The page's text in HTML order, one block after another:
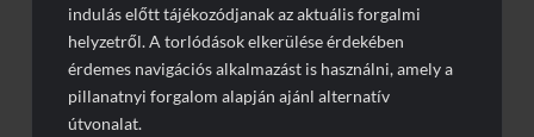
indulás előtt tájékozódjanak az aktuális forgalmi
helyzetről. A torlódások elkerülése érdekében
érdemes navigációs alkalmazást is használni, amely a
pillanatnyi forgalom alapján ajánl alternatív
útvonalat.